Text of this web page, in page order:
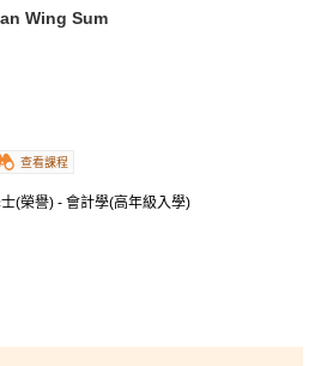
譽)工商管理學士學位(高年級入學)
士只會浪費兩年時間，但我卻
收穫就是找到自己的人生目
境，無論是校長、副校長或老
，亦會關心我們的學習進度。
Wing Sum
查看課程
(榮譽) - 會計學(高年級入學)